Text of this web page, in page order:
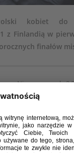
Polski kobiet
z Finlandią w
finałów
Niemcy wygrały
zapewniony udział w